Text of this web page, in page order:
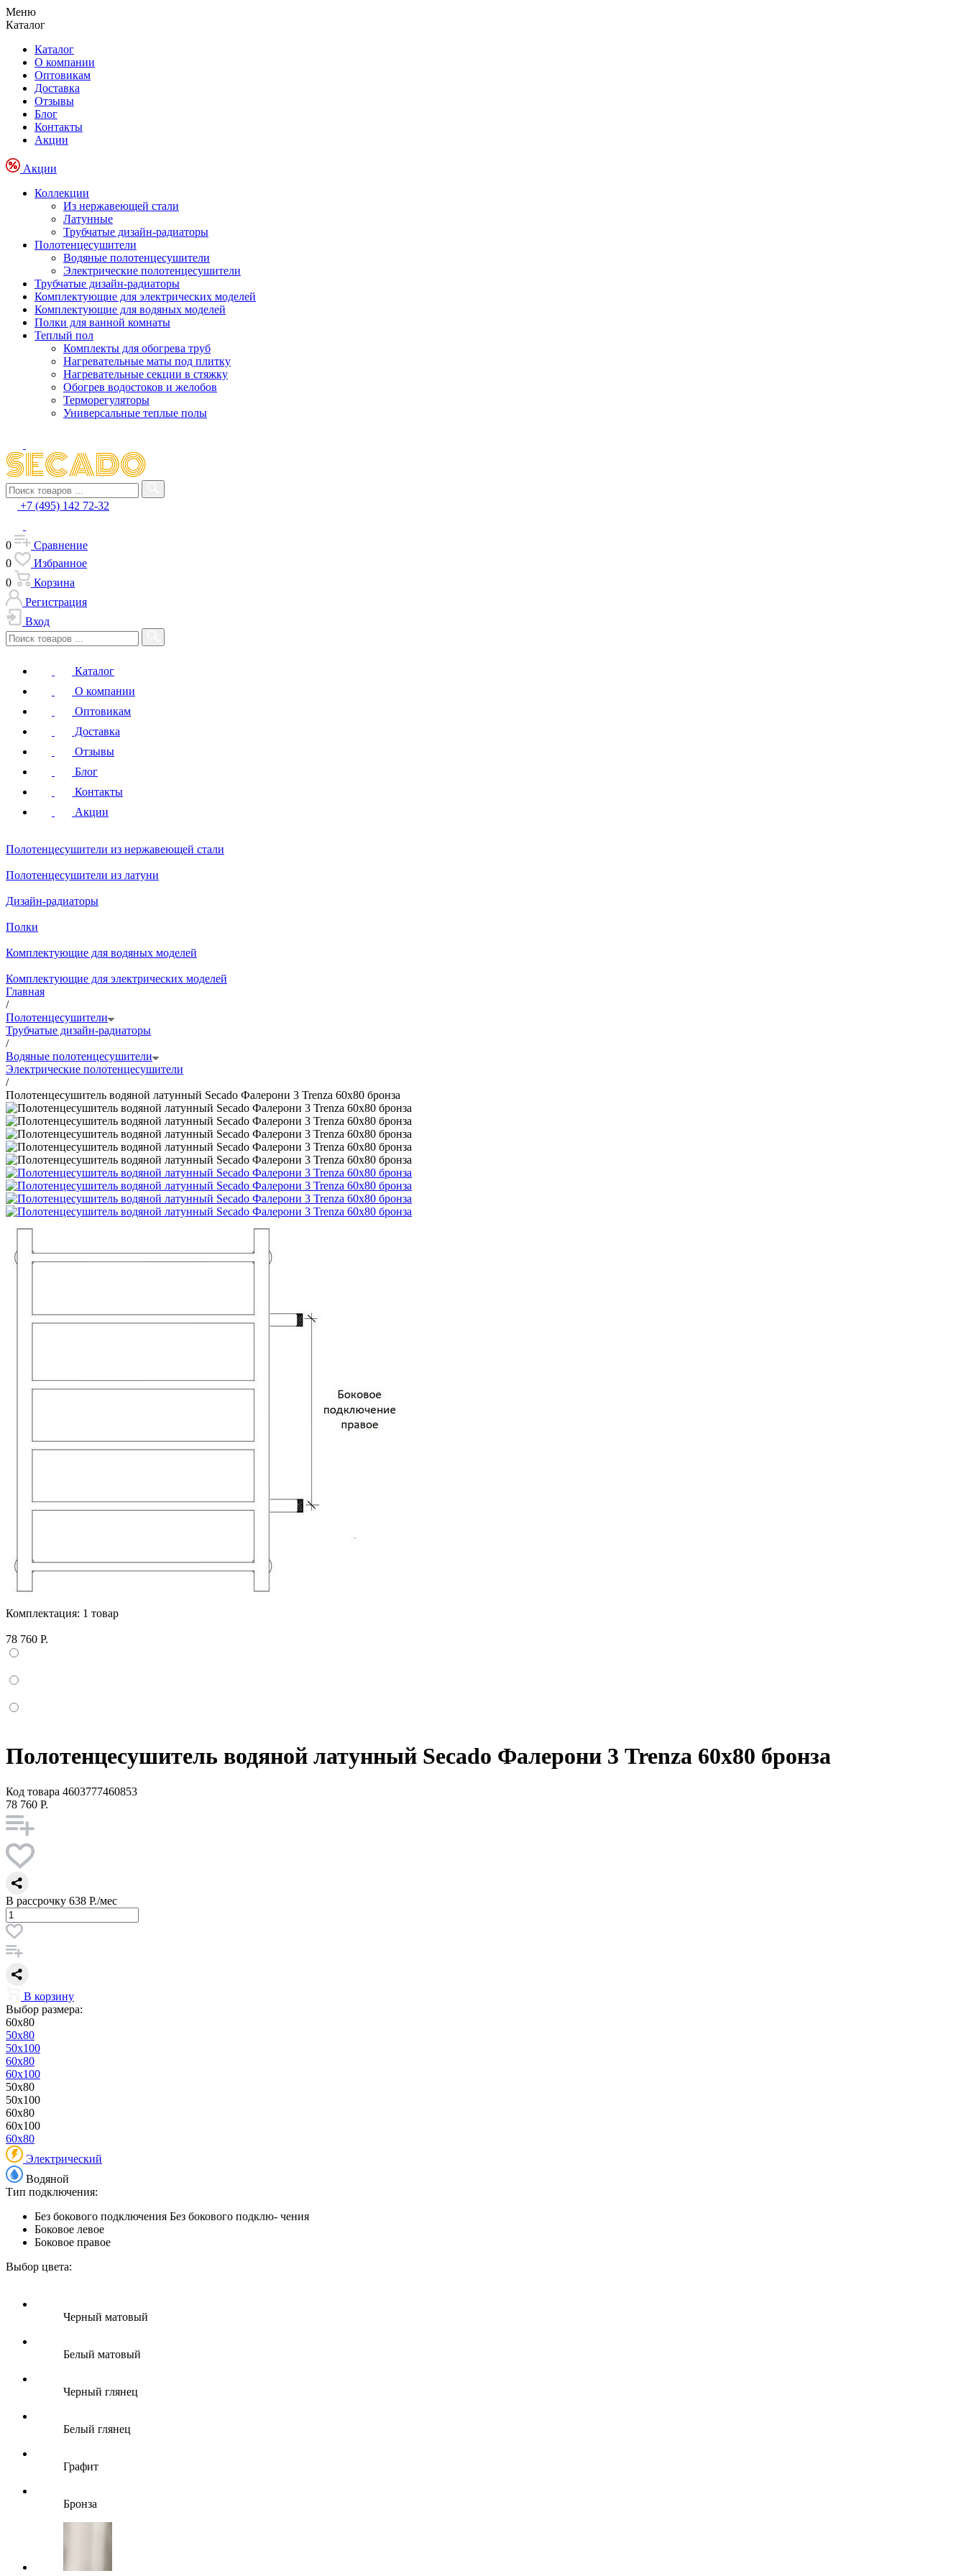
Меню
Каталог
Каталог
О компании
Оптовикам
Доставка
Отзывы
Блог
Контакты
Акции
Акции
Коллекции
Из нержавеющей стали
Латунные
Трубчатые дизайн-радиаторы
Полотенцесушители
Водяные полотенцесушители
Электрические полотенцесушители
Трубчатые дизайн-радиаторы
Комплектующие для электрических моделей
Комплектующие для водяных моделей
Полки для ванной комнаты
Теплый пол
Комплекты для обогрева труб
Нагревательные маты под плитку
Нагревательные секции в стяжку
Обогрев водостоков и желобов
Терморегуляторы
Универсальные теплые полы
+7 (495) 142 72-32
0
Сравнение
0
Избранное
0
Корзина
Регистрация
Вход
Каталог
О компании
Оптовикам
Доставка
Отзывы
Блог
Контакты
Акции
Полотенцесушители из нержавеющей стали
Полотенцесушители из латуни
Дизайн-радиаторы
Полки
Комплектующие для водяных моделей
Комплектующие для электрических моделей
Главная
/
Полотенцесушители
Трубчатые дизайн-радиаторы
/
Водяные полотенцесушители
Электрические полотенцесушители
/
Полотенцесушитель водяной латунный Secado Фалерони 3 Trenza 60x80 бронза
Комплектация: 1 товар
78 760 Р.
Полотенцесушитель водяной латунный Secado Фалерони 3 Trenza 60x80 бронза
Код товара 4603777460853
78 760 Р.
В рассрочку 638 Р./мес
В корзину
Выбор размера:
60x80
50x80
50x100
60x80
60x100
50x80
50x100
60x80
60x100
60x80
Электрический
Водяной
Тип подключения:
Без бокового подключения Без бокового подклю- чения
Боковое левое
Боковое правое
Выбор цвета:
Черный матовый
Белый матовый
Черный глянец
Белый глянец
Графит
Бронза